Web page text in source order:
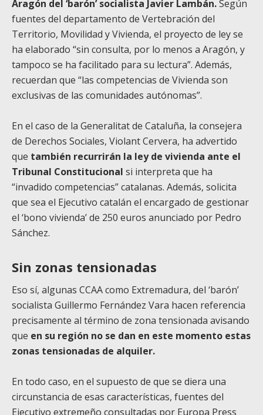
Aragón del ‘barón’ socialista Javier Lambán.Según
fuentes del departamento de Vertebración del
Territorio, Movilidad y Vivienda, el proyecto de ley se
ha elaborado “sin consulta, por lo menos a Aragón, y
tampoco se ha facilitado para su lectura”. Además,
recuerdan que “las competencias de Vivienda son
exclusivas de las comunidades autónomas”.
En el caso de la Generalitat de Cataluña, la consejera
de Derechos Sociales, Violant Cervera, ha advertido
que también recurrirán la ley de vivienda ante el
Tribunal Constitucional si interpreta que ha
“invadido competencias” catalanas. Además, solicita
que sea el Ejecutivo catalán el encargado de gestionar
el ‘bono vivienda’ de 250 euros anunciado por Pedro
Sánchez.
Sin zonas tensionadas
Eso sí, algunas CCAA como Extremadura, del ‘barón’
socialista Guillermo Fernández Vara hacen referencia
precisamente al término de zona tensionada avisando
que en su región no se dan en este momento estas
zonas tensionadas de alquiler.
En todo caso, en el supuesto de que se diera una
circunstancia de esas características, fuentes del
Ejecutivo extremeño consultadas por Europa Press